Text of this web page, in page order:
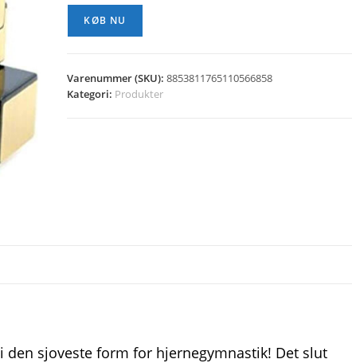
kr. 39,00.
KØB NU
Varenummer (SKU):8853811765110566858
Kategori: Produkter
sjoveste form for hjernegymnastik! Det slut